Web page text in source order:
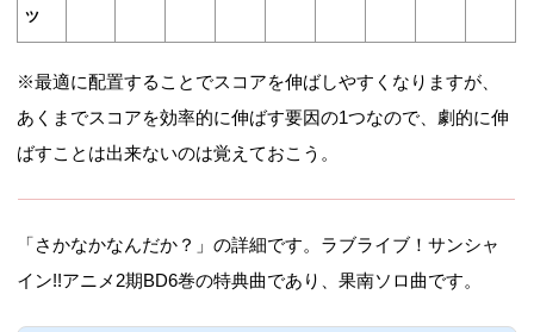
ツ
※最適に配置することでスコアを伸ばしやすくなりますが、
あくまでスコアを効率的に伸ばす要因の1つなので、劇的に伸
ばすことは出来ないのは覚えておこう。
「さかなかなんだか？」の詳細です。ラブライブ！サンシャ
イン!!アニメ2期BD6巻の特典曲であり、果南ソロ曲です。